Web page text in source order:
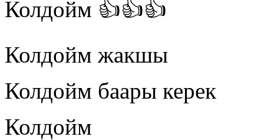
Колдойм 👍👍👍
Колдойм жакшы
Колдойм баары керек
Колдойм